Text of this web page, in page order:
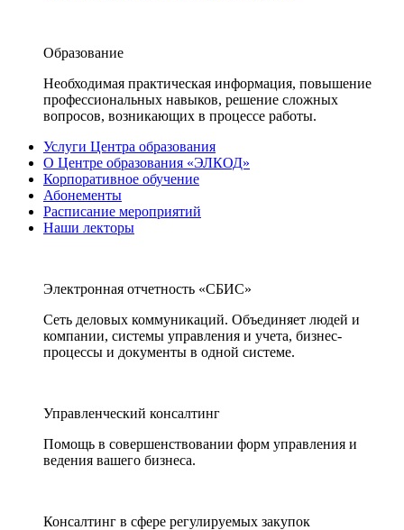
Образование
Необходимая практическая информация, повышение
профессиональных навыков, решение сложных
вопросов, возникающих в процессе работы.
Услуги Центра образования
О Центре образования «ЭЛКОД»
Корпоративное обучение
Абонементы
Расписание мероприятий
Наши лекторы
Электронная отчетность «СБИС»
Сеть деловых коммуникаций. Объединяет людей и
компании, системы управления и учета, бизнес-
процессы и документы в одной системе.
Управленческий консалтинг
Помощь в совершенствовании форм управления и
ведения вашего бизнеса.
Консалтинг в сфере регулируемых закупок